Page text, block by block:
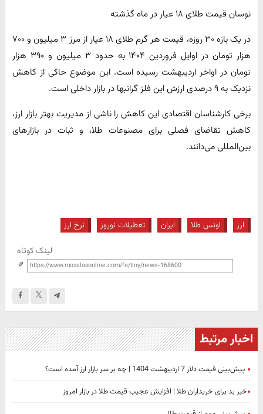
نوسان قیمت طلای ۱۸ عیار در ماه گذشته
در یک بازه ۳۰ روزه، قیمت هر گرم طلای ۱۸ عیار از مرز ۳ میلیون و ۷۰۰
هزار تومان در اوایل فروردین ۱۴۰۴ به حدود ۳ میلیون و ۳۹۰ هزار
تومان در اواخر اردیبهشت رسیده است. این موضوع حاکی از کاهش
نزدیک به ۹ درصدی ارزش این فلز گرانبها در بازار داخلی است.
برخی کارشناسان اقتصادی این کاهش را ناشی از مدیریت بهتر بازار ارز،
کاهش تقاضای فصلی برای مصنوعات طلا، و ثبات در بازارهای
بین‌المللی می‌دانند.
ارز اونس طلا ایران تعطیلات نوروز نرخ ارز
لینک کوتاه
اخبار مرتبط
پیش‌بینی قیمت دلار 7 اردیبهشت 1404 | چه بر سر بازار ارز آمده است؟
​خبر بد برای خریداران طلا | افزایش عجیب قیمت طلا در بازار امروز